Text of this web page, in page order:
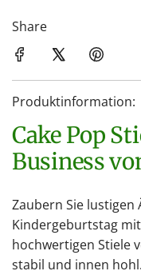
Share
Produktinformation:
Cake Pop Stiele Monkey
Business
Zaubern Sie lustigen
Kindergeburtstag
hochwertigen Stiele
stabil und innen